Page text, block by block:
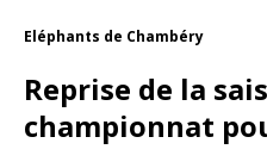
Eléphants de Chambéry
Reprise de la
championnat